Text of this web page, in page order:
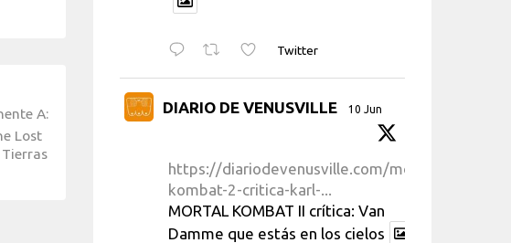
A:
Lost
Tierras
Twitter
DIARIO DE VENUSVILLE 10 Jun
https://diariodevenusville.com/mortal-
kombat-2-critica-karl-...
MORTAL KOMBAT II crítica: Van
Damme que estás en los cielos